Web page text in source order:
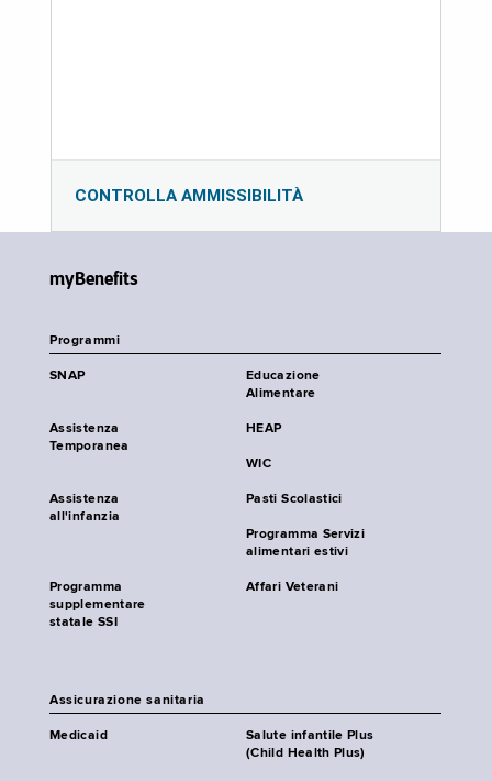
CONTROLLA AMMISSIBILITÀ
myBenefits
Programmi
SNAP
Educazione
Alimentare
Assistenza
Temporanea
HEAP
WIC
Assistenza
all'infanzia
Pasti Scolastici
Programma Servizi
alimentari estivi
Programma
supplementare
statale SSI
Affari Veterani
Assicurazione sanitaria
Medicaid
Salute infantile Plus
(Child Health Plus)